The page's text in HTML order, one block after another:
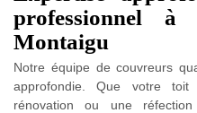
professionnel
Montaigu
Notre équipe de couvreurs
approfondie. Que votre
rénovation ou une